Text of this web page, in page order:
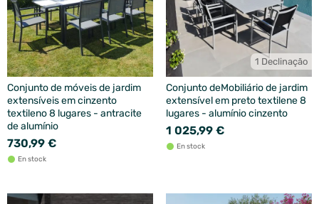
Conjunto de móveis de jardim
extensíveis em cinzento
textileno 8 lugares - antracite
de alumínio
730,99 €
En stock
1 Declinação
Conjunto deMobiliário de jardim
extensível em preto textilene 8
lugares - alumínio cinzento
1 025,99 €
En stock